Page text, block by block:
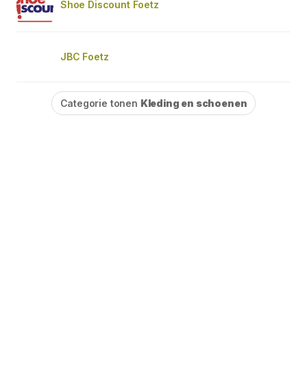
Shoe Discount Foetz
JBC Foetz
Categorie tonen Kleding en schoenen